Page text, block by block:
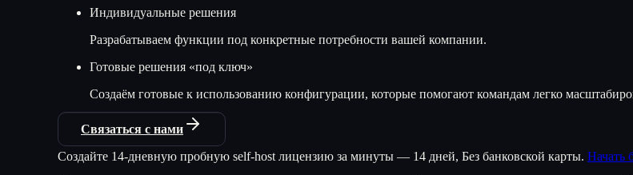
Индивидуальные решения
Разрабатываем функции под конкретные потребности вашей компании.
Готовые решения «под ключ»
Создаём готовые к использованию конфигурации, которые помогают командам легко
Связаться с нами
Создайте 14-дневную пробную self-host лицензию за минуты — 14 дней, Без банковской карты. Начать